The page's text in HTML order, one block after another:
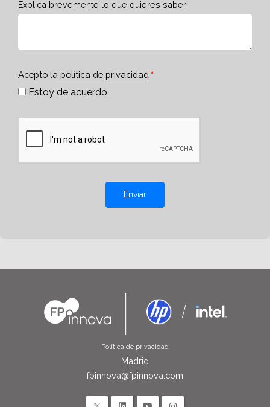
Explica brevemente lo que quieres saber
Acepto la política de privacidad
Estoy de acuerdo
Enviar
Política de privacidad
Madrid
fpinnova@fpinnova.com